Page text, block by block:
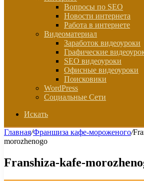
Вопросы по SEO
Новости интернета
Работа в интернете
Видеоматериал
Заработок видеоуроки
Графические
SEO видеоуроки
Офисные видеоуроки
Поисковики
WordPress
Социальные Сети
Искать
Главная/Франшиза кафе-мороженого/
morozhenogo
Franshiza-kafe-